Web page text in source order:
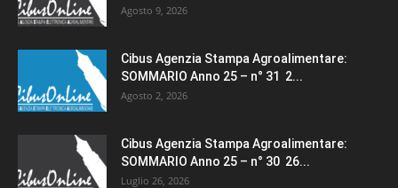
Agosto 9, 2026
Cibus Agenzia Stampa Agroalimentare:
SOMMARIO Anno 25 – n° 31 2...
Agosto 2, 2026
Cibus Agenzia Stampa Agroalimentare:
SOMMARIO Anno 25 – n° 30 26...
Luglio 26, 2026